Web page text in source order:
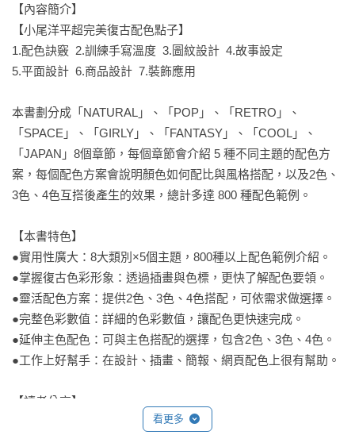
【內容簡介】
【小尾洋平超完美復古配色點子】
1.配色訣竅  2.訓練手寫溫度  3.圖紋設計  4.故事設定
5.平面設計  6.商品設計  7.裝飾應用
本書劃分成「NATURAL」、「POP」、「RETRO」、
「SPACE」、「GIRLY」、「FANTASY」、「COOL」、
「JAPAN」8個章節，每個章節會介紹 5 種不同主題的配色方
案，每個配色方案會說明顏色如何配比與風格搭配，以及2色、
3色、4色互搭後產生的效果，總計多達 800 種配色範例。
【本書特色】
●實用性廣大：8大類別×5個主題，800種以上配色範例介紹。
●掌握復古色彩形象：透過插畫與色標，更快了解配色要領。
●靈活配色方案：提供2色、3色、4色搭配，可依需求做選擇。
●完整色彩數值：詳細的色彩數值，讓配色更快速完成。
●延伸主色配色：可與主色搭配的選擇，包含2色、3色、4色。
●工作上好幫手：在設計、插畫、簡報、網頁配色上很有幫助。
【讀者分享】
◆參考價值高：終於擺脫選色困擾，還可參考插畫人物設定與
看更多